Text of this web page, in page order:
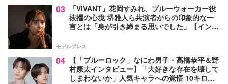
03
「VIVANT」花岡すみれ、ブルーウォーカー役
抜擢の心境 堺雅人ら共演者からの印象的な一
言とは「身が引き締まる思いでした」【インタ
モデルプレス
04
【「ブルーロック」なにわ男子・高橋恭平＆野
村康太インタビュー】「大好きな存在を壊して
しまわないか」人気キャラへの覚悟 10キロ増